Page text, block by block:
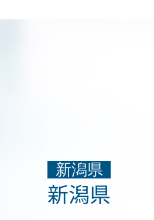
新潟県
新潟県